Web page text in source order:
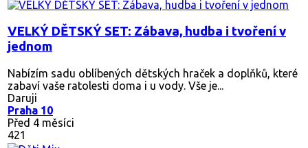
VELKÝ DĚTSKÝ SET: Zábava, hudba i tvoření v
jednom
Nabízím sadu oblíbených dětských hraček a doplňků, které
zabaví vaše ratolesti doma i u vody. Vše je...
Daruji
Praha 10
Před 4 měsíci
421